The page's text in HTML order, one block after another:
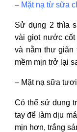
– Mặt nạ từ sữa
Sử dụng 2 thìa
vài giọt nước cốt
và nằm thư giãn
mềm mịn trở lại
– Mặt nạ sữa tươi
Có thể sử dụng
tay để làm dịu
mịn hơn, trắng